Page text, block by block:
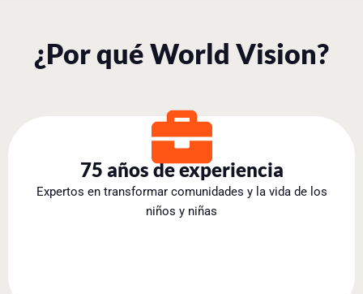
¿Por qué World Vision?
75 años de experiencia
Expertos en transformar comunidades y la vida de los
niños y niñas